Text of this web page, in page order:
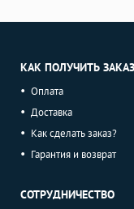
КАК ПОЛУЧИТЬ ЗАКАЗ
Оплата
Доставка
Как сделать заказ?
Гарантия и возврат
СОТРУДНИЧЕСТВО